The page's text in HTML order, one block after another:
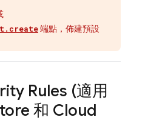
端點，佈建預設
Rules (適用
和 Cloud